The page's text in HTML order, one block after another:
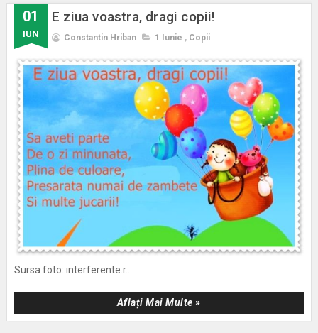
01
IUN
E ziua voastra, dragi copii!
Constantin Hriban 1 Iunie , Copii
Sursa foto: interferente.r...
Aflați Mai Multe »